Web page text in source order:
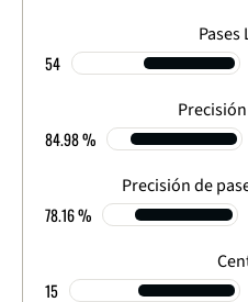
Pases
54
84.98 %
Precisión de
78.16 %
15